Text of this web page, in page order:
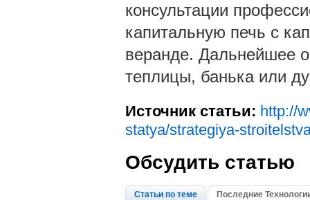
консультации
капитальную печь с
веранде. Дальнейшее
теплицы, банька или
Источник статьи: http://
statya/strategiya-
Обсудить статью
Статьи по теме Последние